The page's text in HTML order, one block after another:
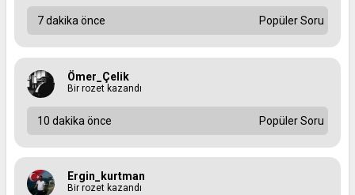
7 dakika önce Popüler Soru
Ömer_Çelik
Bir rozet kazandı
10 dakika önce Popüler Soru
Ergin_kurtman
Bir rozet kazandı